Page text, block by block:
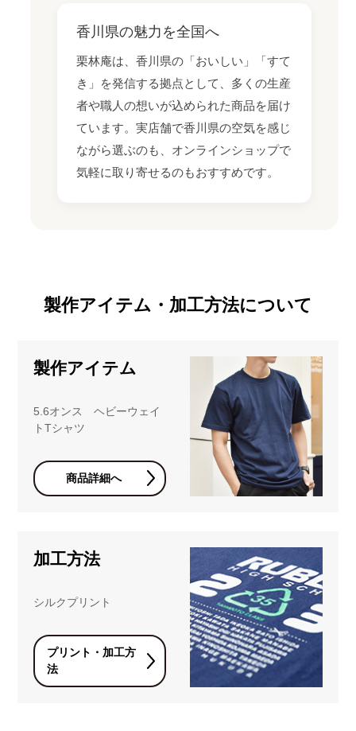
香川県の魅力を全国へ
栗林庵は、香川県の「おいしい」「すて
き」を発信する拠点として、多くの生産
者や職人の想いが込められた商品を届け
ています。実店舗で香川県の空気を感じ
ながら選ぶのも、オンラインショップで
気軽に取り寄せるのもおすすめです。
製作アイテム・加工方法について
製作アイテム
5.6オンス ヘビーウェイ
トTシャツ
商品詳細へ
加工方法
シルクプリント
プリント・加工方
法